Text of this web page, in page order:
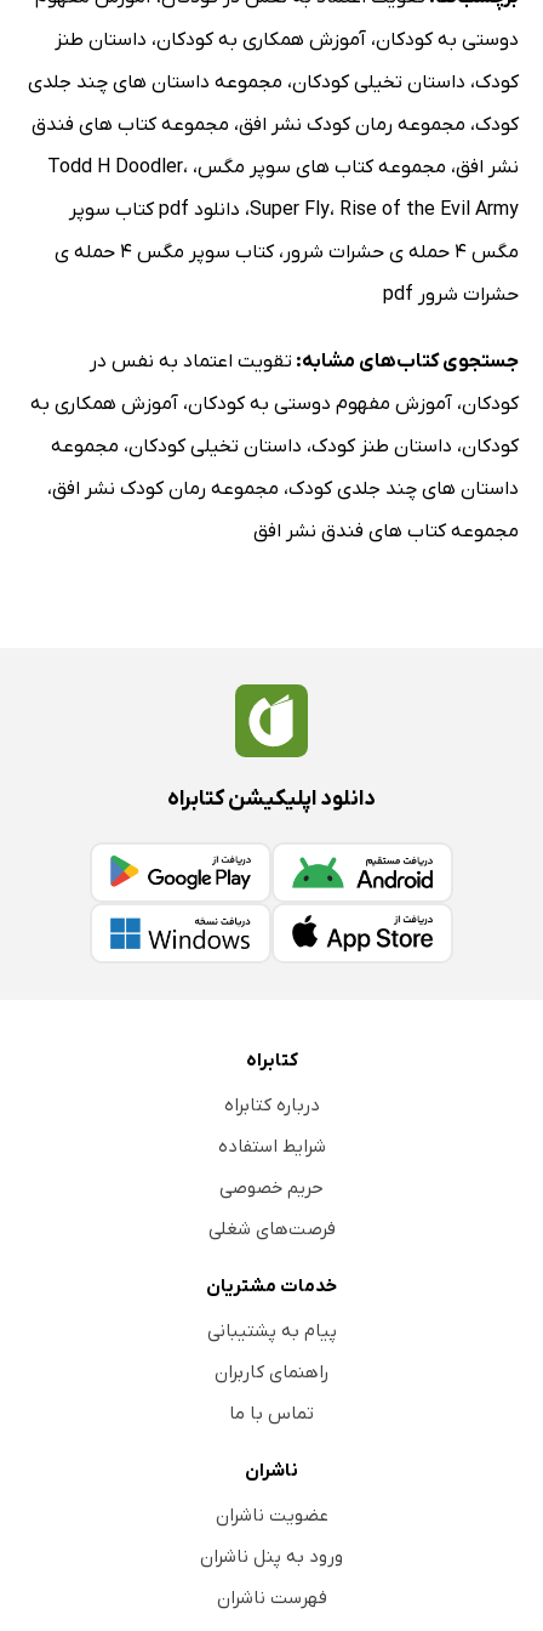
دوستی به کودکان، آموزش همکاری به کودکان، داستان طنز
کودک، داستان تخیلی کودکان، مجموعه داستان های چند جلدی
کودک، مجموعه رمان کودک نشر افق، مجموعه کتاب های فندق
نشر افق، مجموعه کتاب های سوپر مگس، Todd H Doodler،
Super Fly، Rise of the Evil Army ،
دانلود pdf کتاب سوپر
مگس 4 حمله ی حشرات شرور
،
کتاب سوپر مگس 4 حمله ی
حشرات شرور pdf
جستجوی کتاب‌های مشابه: تقویت اعتماد به نفس در
کودکان، آموزش مفهوم دوستی به کودکان، آموزش همکاری به
کودکان، داستان طنز کودک، داستان تخیلی کودکان، مجموعه
داستان های چند جلدی کودک، مجموعه رمان کودک نشر افق،
مجموعه کتاب های فندق نشر افق
دانلود اپلیکیشن کتابراه
کتابراه
درباره کتابراه
شرایط استفاده
حریم خصوصی
فرصت‌های شغلی
خدمات مشتریان
پیام به پشتیبانی
راهنمای کاربران
تماس با ما
ناشران
عضویت ناشران
ورود به پنل ناشران
فهرست ناشران